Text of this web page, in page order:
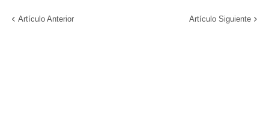
Artículo Anterior Artículo Siguiente